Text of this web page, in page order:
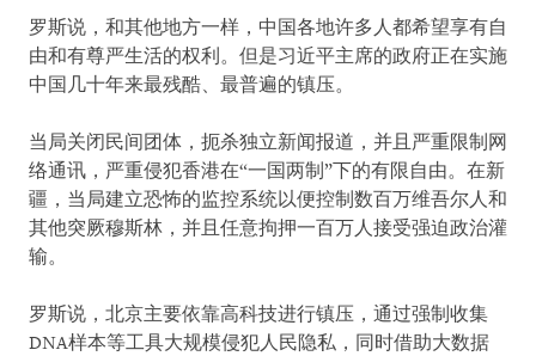
罗斯说，和其他地方一样，中国各地许多人都希望享有自
由和有尊严生活的权利。但是习近平主席的政府正在实施
中国几十年来最残酷、最普遍的镇压。
当局关闭民间团体，扼杀独立新闻报道，并且严重限制网
络通讯，严重侵犯香港在“一国两制”下的有限自由。在新
疆，当局建立恐怖的监控系统以便控制数百万维吾尔人和
其他突厥穆斯林，并且任意拘押一百万人接受强迫政治灌
输。
罗斯说，北京主要依靠高科技进行镇压，通过强制收集
DNA样本等工具大规模侵犯人民隐私，同时借助大数据